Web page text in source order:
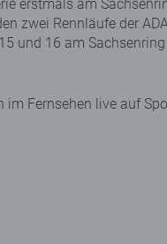
erstmals am
zwei Rennläufe der
und 16 am
im Fernsehen live auf